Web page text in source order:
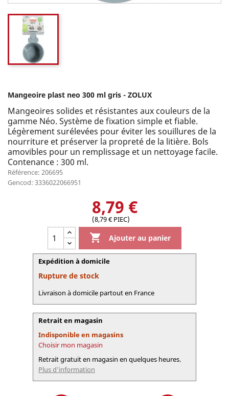
Mangeoire plast neo 300 ml gris - ZOLUX
Mangeoires solides et résistantes aux couleurs de la
gamme Néo. Système de fixation simple et fiable.
Légèrement surélevées pour éviter les souillures de la
nourriture et préserver la propreté de la litière. Bols
amovibles pour un remplissage et un nettoyage facile.
Contenance : 300 ml.
Référence: 206695
Gencod: 3336022066951
8,79 €
(8,79 € PIEC)
 Ajouter au panier
Expédition à domicile
Rupture de stock
Livraison à domicile partout en France
Retrait en magasin
Indisponible en magasins
Choisir mon magasin
Retrait gratuit en magasin en quelques heures.
Plus d'information